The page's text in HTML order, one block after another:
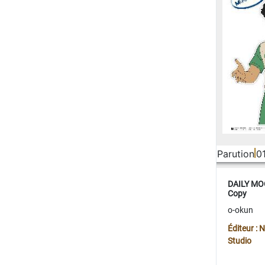
Parution
DAILY
Copy
o-okun
Éditeur :
Studio